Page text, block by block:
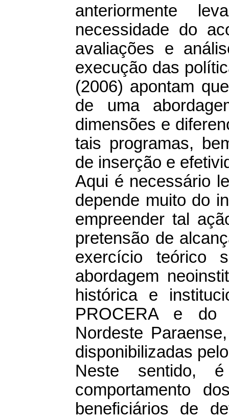
anteriormente
necessidade do
avaliações e
execução das
(2006) apontam
de uma
dimensões e
tais programas,
de inserção e
Aqui é necessário
depende muito do
empreender tal
pretensão de
exercício teórico
abordagem
histórica e
PROCERA e do
Nordeste
disponibilizadas
Neste sentido,
comportamento
beneficiários de